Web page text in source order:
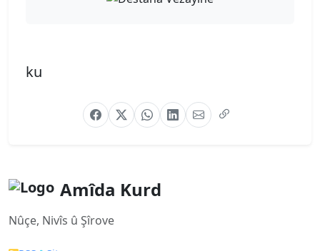
ku
Amîda Kurd
Nûçe, Nivîs û Şîrove